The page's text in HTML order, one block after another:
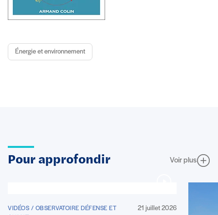
Énergie et environnement
Pour approfondir Voir plus
VIDÉOS / OBSERVATOIRE DÉFENSE ET
21 juillet 2026